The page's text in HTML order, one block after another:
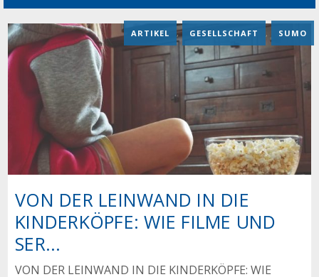
VON DER LEINWAND IN DIE
KINDERKÖPFE: WIE FILME UND
SER...
ARTIKEL , GESELLSCHAFT , SUMO
VON DER LEINWAND IN DIE KINDERKÖPFE: WIE